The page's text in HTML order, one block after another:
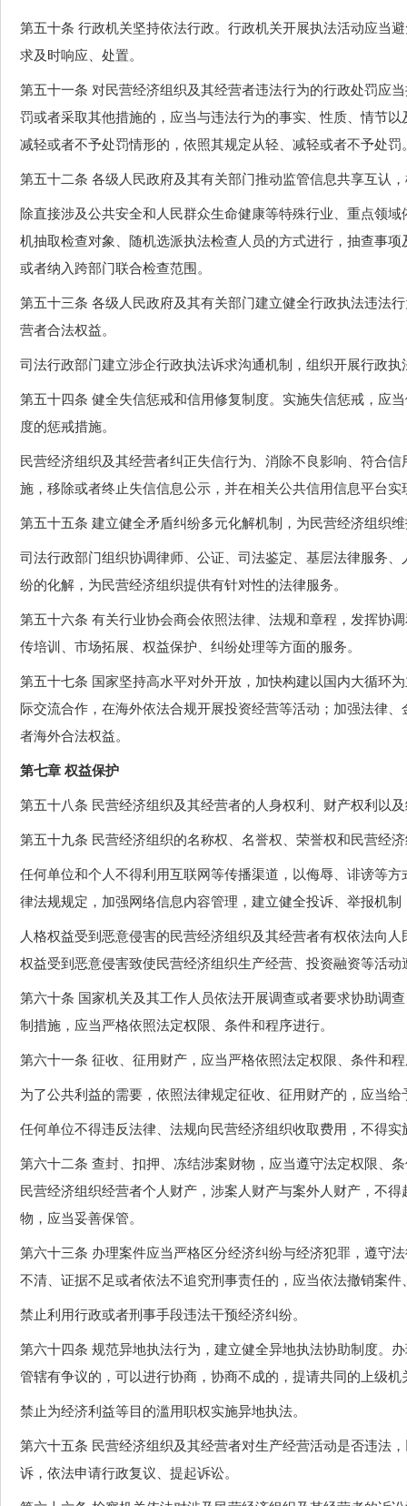
第五十条 行政机关坚持依法行政。行政机关开展执法活动应当
求及时响应、处置。
第五十一条 对民营经济组织及其经营者违法行为的行政处罚应
罚或者采取其他措施的，应当与违法行为的事实、性质、情节
减轻或者不予处罚情形的，依照其规定从轻、减轻或者不予处罚
第五十二条 各级人民政府及其有关部门推动监管信息共享互认
除直接涉及公共安全和人民群众生命健康等特殊行业、重点领
机抽取检查对象、随机选派执法检查人员的方式进行，抽查事
或者纳入跨部门联合检查范围。
第五十三条 各级人民政府及其有关部门建立健全行政执法违法
营者合法权益。
司法行政部门建立涉企行政执法诉求沟通机制，组织开展行政
第五十四条 健全失信惩戒和信用修复制度。实施失信惩戒，应
度的惩戒措施。
民营经济组织及其经营者纠正失信行为、消除不良影响、符合
施，移除或者终止失信信息公示，并在相关公共信用信息平台实
第五十五条 建立健全矛盾纠纷多元化解机制，为民营经济组织
司法行政部门组织协调律师、公证、司法鉴定、基层法律服务
纷的化解，为民营经济组织提供有针对性的法律服务。
第五十六条 有关行业协会商会依照法律、法规和章程，发挥协
传培训、市场拓展、权益保护、纠纷处理等方面的服务。
第五十七条 国家坚持高水平对外开放，加快构建以国内大循环
际交流合作，在海外依法合规开展投资经营等活动；加强法律
者海外合法权益。
第七章 权益保护
第五十八条 民营经济组织及其经营者的人身权利、财产权利以
第五十九条 民营经济组织的名称权、名誉权、荣誉权和民营经
任何单位和个人不得利用互联网等传播渠道，以侮辱、诽谤等
律法规规定，加强网络信息内容管理，建立健全投诉、举报机
人格权益受到恶意侵害的民营经济组织及其经营者有权依法向
权益受到恶意侵害致使民营经济组织生产经营、投资融资等活
第六十条 国家机关及其工作人员依法开展调查或者要求协助调
制措施，应当严格依照法定权限、条件和程序进行。
第六十一条 征收、征用财产，应当严格依照法定权限、条件和
为了公共利益的需要，依照法律规定征收、征用财产的，应当
任何单位不得违反法律、法规向民营经济组织收取费用，不得
第六十二条 查封、扣押、冻结涉案财物，应当遵守法定权限、
民营经济组织经营者个人财产，涉案人财产与案外人财产，不
物，应当妥善保管。
第六十三条 办理案件应当严格区分经济纠纷与经济犯罪，遵守
不清、证据不足或者依法不追究刑事责任的，应当依法撤销案
禁止利用行政或者刑事手段违法干预经济纠纷。
第六十四条 规范异地执法行为，建立健全异地执法协助制度。
管辖有争议的，可以进行协商，协商不成的，提请共同的上级
禁止为经济利益等目的滥用职权实施异地执法。
第六十五条 民营经济组织及其经营者对生产经营活动是否违法
诉，依法申请行政复议、提起诉讼。